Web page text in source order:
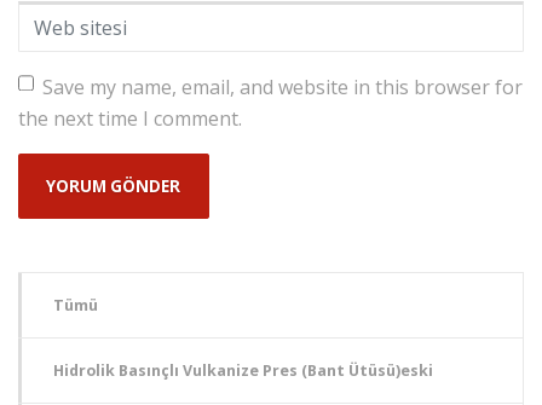
Web sitesi
Save my name, email, and website in this browser for
the next time I comment.
Tümü
Hidrolik Basınçlı Vulkanize Pres (Bant Ütüsü)eski